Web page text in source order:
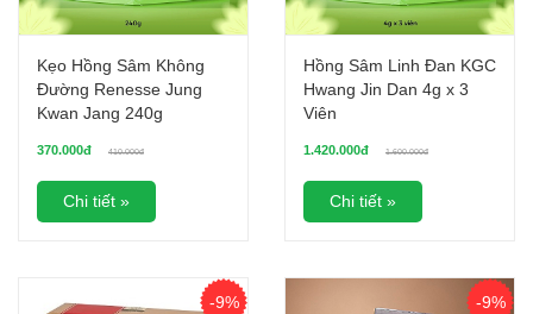
Kẹo Hồng Sâm Không
Đường Renesse Jung
Kwan Jang 240g
370.000đ 410.000đ
Chi tiết »
Hồng Sâm Linh Đan KGC
Hwang Jin Dan 4g x 3
Viên
1.420.000đ 1.600.000đ
Chi tiết »
-9% -9%